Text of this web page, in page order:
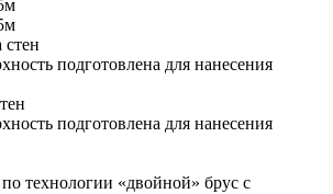
стен
подготовлена для нанесения
подготовлена для нанесения
технологии «двойной» брус с